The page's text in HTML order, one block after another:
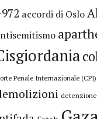
accordi di Oslo
Penale Internazionale (CPI)